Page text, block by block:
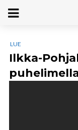
LUE
Ilkka-